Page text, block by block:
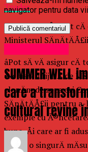
Toader
Acesta a susÅ£inut
Ministerul SÄnÄtÄÅ£ii
âPot sÄ vÄ asigur
exclusiv dirijatÄ de
clonÄm de zece ori
SÄnÄtÄÅ£ii
exemple cu
bune, Åi care ar fi
existÄ o singurÄ
navigator pentru data
SUMMER
care a
cultural revine